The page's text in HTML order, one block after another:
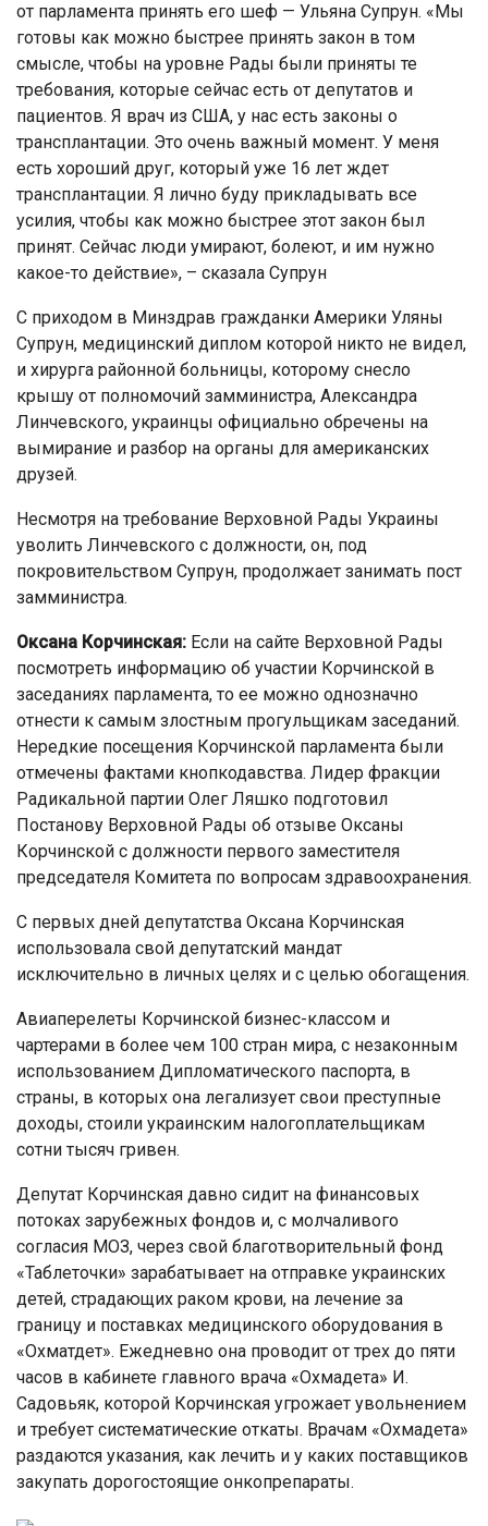
от парламента принять его шеф — Ульяна Супрун. «Мы
готовы как можно быстрее принять закон в том
смысле, чтобы на уровне Рады были приняты те
требования, которые сейчас есть от депутатов и
пациентов. Я врач из США, у нас есть законы о
трансплантации. Это очень важный момент. У меня
есть хороший друг, который уже 16 лет ждет
трансплантации. Я лично буду прикладывать все
усилия, чтобы как можно быстрее этот закон был
принят. Сейчас люди умирают, болеют, и им нужно
какое-то действие», – сказала Супрун
С приходом в Минздрав гражданки Америки Уляны
Супрун, медицинский диплом которой никто не видел,
и хирурга районной больницы, которому снесло
крышу от полномочий замминистра, Александра
Линчевского, украинцы официально обречены на
вымирание и разбор на органы для американских
друзей.
Несмотря на требование Верховной Рады Украины
уволить Линчевского с должности, он, под
покровительством Супрун, продолжает занимать пост
замминистра.
Оксана Корчинская: Если на сайте Верховной Рады
посмотреть информацию об участии Корчинской в
заседаниях парламента, то ее можно однозначно
отнести к самым злостным прогульщикам заседаний.
Нередкие посещения Корчинской парламента были
отмечены фактами кнопкодавства. Лидер фракции
Радикальной партии Олег Ляшко подготовил
Постанову Верховной Рады об отзыве Оксаны
Корчинской с должности первого заместителя
председателя Комитета по вопросам здравоохранения.
С первых дней депутатства Оксана Корчинская
использовала свой депутатский мандат
исключительно в личных целях и с целью обогащения.
Авиаперелеты Корчинской бизнес-классом и
чартерами в более чем 100 стран мира, с незаконным
использованием Дипломатического паспорта, в
страны, в которых она легализует свои преступные
доходы, стоили украинским налогоплательщикам
сотни тысяч гривен.
Депутат Корчинская давно сидит на финансовых
потоках зарубежных фондов и, с молчаливого
согласия МОЗ, через свой благотворительный фонд
«Таблеточки» зарабатывает на отправке украинских
детей, страдающих раком крови, на лечение за
границу и поставках медицинского оборудования в
«Охматдет». Ежедневно она проводит от трех до пяти
часов в кабинете главного врача «Охмадета» И.
Садовьяк, которой Корчинская угрожает увольнением
и требует систематические откаты. Врачам «Охмадета»
раздаются указания, как лечить и у каких поставщиков
закупать дорогостоящие онкопрепараты.